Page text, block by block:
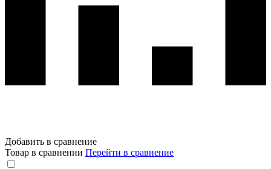
Добавить в сравнение
Товар в сравнении Перейти в сравнение